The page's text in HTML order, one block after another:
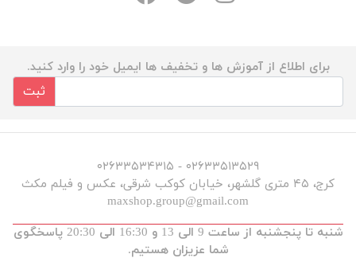
برای اطلاع از آموزش ها و تخفیف ها ایمیل خود را وارد کنید.
ثبت
۰۲۶۳۳۵۱۳۵۲۹ - ۰۲۶۳۳۵۳۴۳۱۵
کرج، ۴۵ متری گلشهر، خیابان کوکب شرقی، عکس و فیلم مکث
maxshop.group@gmail.com
شنبه تا پنجشنبه از ساعت 9 الی 13 و 16:30 الی 20:30 پاسخگوی
شما عزیزان هستیم.